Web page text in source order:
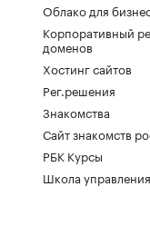
Облако для
Корпоративный
доменов
Хостинг сайтов
Рег.решения
Знакомства
Сайт знакомств
РБК Курсы
Школа